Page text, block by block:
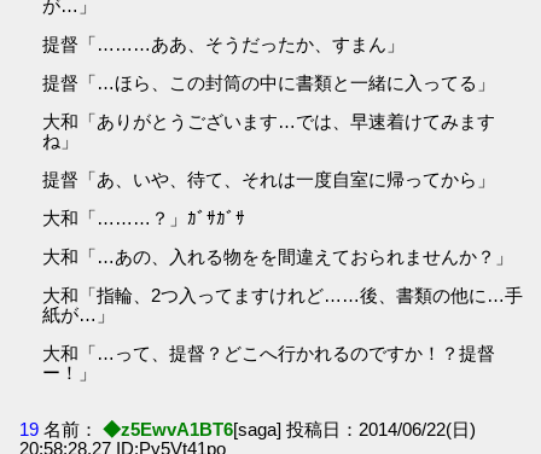
が…」
提督「………ああ、そうだったか、すまん」
提督「…ほら、この封筒の中に書類と一緒に入ってる」
大和「ありがとうございます…では、早速着けてみます
ね」
提督「あ、いや、待て、それは一度自室に帰ってから」
大和「………？」ｶﾞｻｶﾞｻ
大和「…あの、入れる物をを間違えておられませんか？」
大和「指輪、2つ入ってますけれど……後、書類の他に…手
紙が…」
大和「…って、提督？どこへ行かれるのですか！？提督
ー！」
19 名前： ◆z5EwvA1BT6[saga] 投稿日：2014/06/22(日)
20:58:28.27 ID:Py5Vt41po